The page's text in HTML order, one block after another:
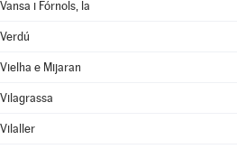
Vansa i Fórnols, la
Verdú
Vielha e Mijaran
Vilagrassa
Vilaller